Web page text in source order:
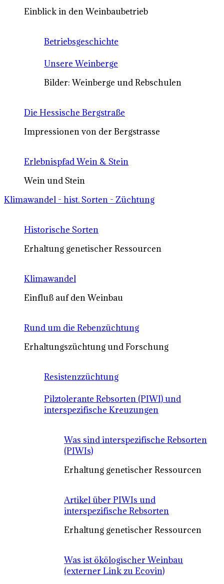
Einblick in den Weinbaubetrieb
Betriebsgeschichte
Unsere Weinberge
Bilder: Weinberge und Rebschulen
Die Hessische Bergstraße
Impressionen von der Bergstrasse
Erlebnispfad Wein & Stein
Wein und Stein
Klimawandel - hist. Sorten - Züchtung
Historische Sorten
Erhaltung genetischer Ressourcen
Klimawandel
Einfluß auf den Weinbau
Rund um die Rebenzüchtung
Erhaltungszüchtung und Forschung
Resistenzzüchtung
Pilztolerante Rebsorten (PIWI) und
interspezifische Kreuzungen
Was sind interspezifische Rebsorten
(PIWIs)
Erhaltung genetischer Ressourcen
Artikel über PIWIs und
interspezifische Rebsorten
Erhaltung genetischer Ressourcen
Was ist ökölogischer Weinbau
(externer Link zu Ecovin)